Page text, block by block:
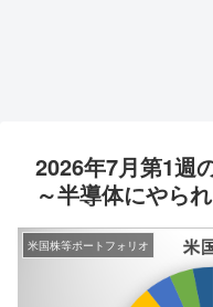
2026年7月第1週
～半導体にやら
米国株等ポートフォリオ